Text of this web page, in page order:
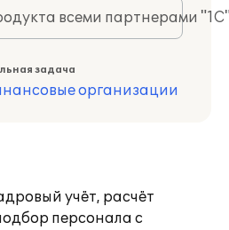
всеми партнерами
задача
организации
учёт, расчёт
персонала с